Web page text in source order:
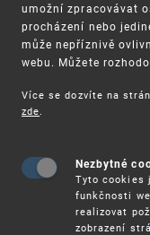
UPV
Spolek
CzechInvest
14.00 hodin první
umožní zpracovávat
procházení nebo
může nepříznivě
webu. Můžete
Více se dozvíte na
zde.
Nezbytné
Tyto cookies
funkčnosti
realizovat
zobrazení